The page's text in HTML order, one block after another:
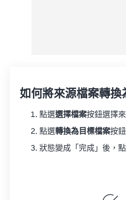
如何將來源檔案轉換
點選選擇檔案按鈕選擇
點選轉換為目標檔案按
狀態變成「完成」後，